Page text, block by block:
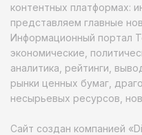
контентных платформах:
представляем главные
Информационный портал
экономические,
аналитика, рейтинги,
рынки ценных бумаг,
несырьевых ресурсов,
Сайт создан компанией